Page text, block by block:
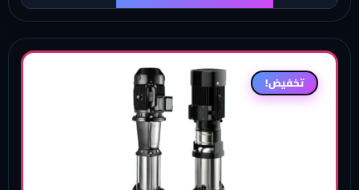
تخفيض!